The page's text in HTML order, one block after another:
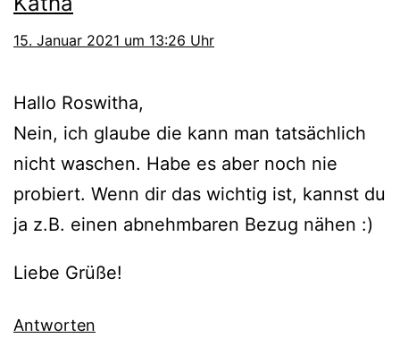
15. Januar 2021 um 13:26 Uhr
Hallo Roswitha,
Nein, ich glaube die kann man tatsächlich
nicht waschen. Habe es aber noch nie
probiert. Wenn dir das wichtig ist, kannst du
ja z.B. einen abnehmbaren Bezug nähen :)
Liebe Grüße!
Antworten